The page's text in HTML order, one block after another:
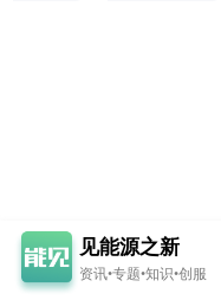
见能源之新
资讯•专题•知识•创服